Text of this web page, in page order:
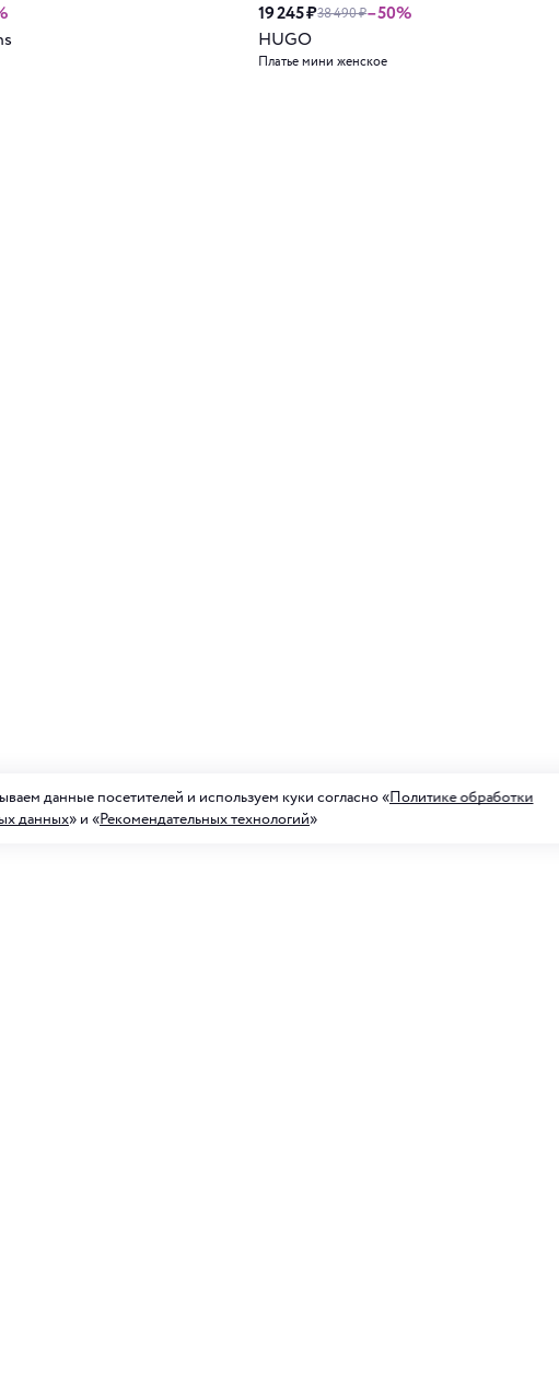
19 245 ₽38 490 ₽–50%
HUGO
Платье мини женское
данные посетителей и используем куки согласно «Политике обработки
данных» и «Рекомендательных технологий»